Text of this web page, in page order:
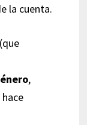
la cuenta.
,